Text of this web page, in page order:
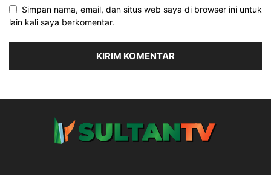
Simpan nama, email, dan situs web saya di browser ini untuk
lain kali saya berkomentar.